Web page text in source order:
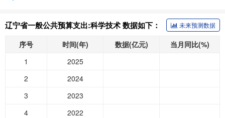
辽宁省一般公共预算支出:科学技术 数据如下： 未来预测数据
序号 时间(年) 数据(亿元)
当月同比(%)
1
2025
2
2024
3
2023
4
2022